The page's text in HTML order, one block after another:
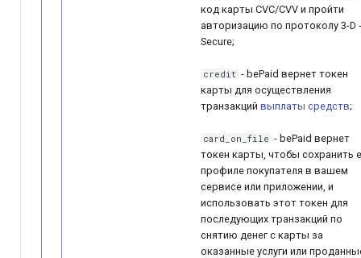
код карты CVC/CVV и пройти
авторизацию по протоколу 3-D ­
Secure;
credit - bePaid вернет токен
карты для осуществления
транзакций выплаты средств;
card_on_file - bePaid вернет
токен карты, чтобы сохранить
профиле покупателя в вашем
сервисе или приложении, и
использовать этот токен для
последующих транзакций по
снятию денег с карты за
оказанные услуги или